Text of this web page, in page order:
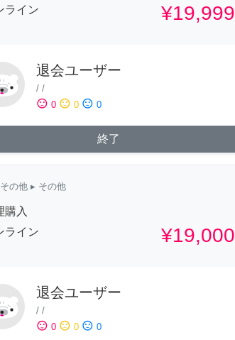
ライン
¥19,999
退会ユーザー
/ /
sentiment_satisfied 0 sentiment_neutral 0 sentiment_dissatisfied 0
終了
その他 ▸ その他
購入
ライン
¥19,000
退会ユーザー
/ /
sentiment_satisfied 0 sentiment_neutral 0 sentiment_dissatisfied 0